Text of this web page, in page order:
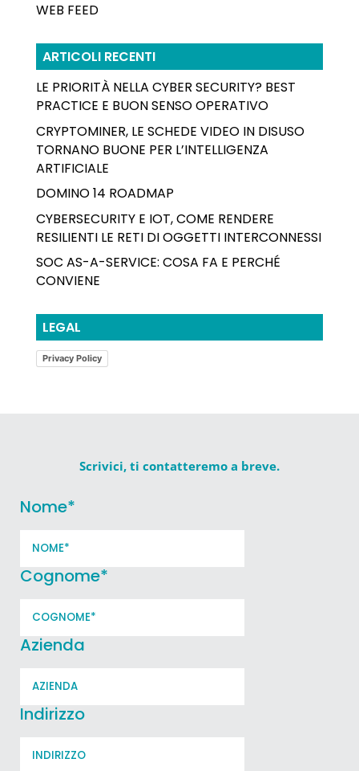
WEB FEED
ARTICOLI RECENTI
LE PRIORITÀ NELLA CYBER SECURITY? BEST
PRACTICE E BUON SENSO OPERATIVO
CRYPTOMINER, LE SCHEDE VIDEO IN DISUSO
TORNANO BUONE PER L’INTELLIGENZA
ARTIFICIALE
DOMINO 14 ROADMAP
CYBERSECURITY E IOT, COME RENDERE
RESILIENTI LE RETI DI OGGETTI INTERCONNESSI
SOC AS-A-SERVICE: COSA FA E PERCHÉ
CONVIENE
LEGAL
Privacy Policy
Scrivici, ti contatteremo a breve.
Nome*
Cognome*
Azienda
Indirizzo